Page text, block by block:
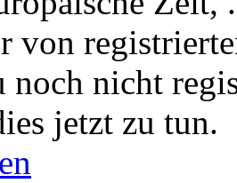
von
noch nicht
jetzt zu tun.